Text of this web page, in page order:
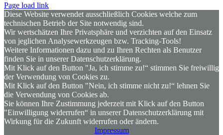
Page load link
Diese Website verwendet ausschließlich Cookies welche zum
technischen Betrieb der Site notwendig sind.
Wir wertschätzen Ihre Privatsphäre und verzichten auf den Einsatz
von jeglichen Analysewerkzeugen bzw. Tracking-Tools!
Weitere Informationen dazu und zu Ihren Rechten als Benutzer
finden Sie in unserer Datenschutzerklärung.
Mit Klick auf den Button "Ja, ich stimme zu!“ stimmen Sie freiwillig
der Verwendung von Cookies zu.
Mit Klick auf den Button "Nein, ich stimme nicht zu!“ lehnen Sie
die Verwendung von Cookies ab.
Sie können Ihre Zustimmung jederzeit mit Klick auf den Button
"Einwilligung widerrufen“ in unserer Datenschutzerklärung mit
Wirkung für die Zukunft widerrufen oder ändern.
Impressum